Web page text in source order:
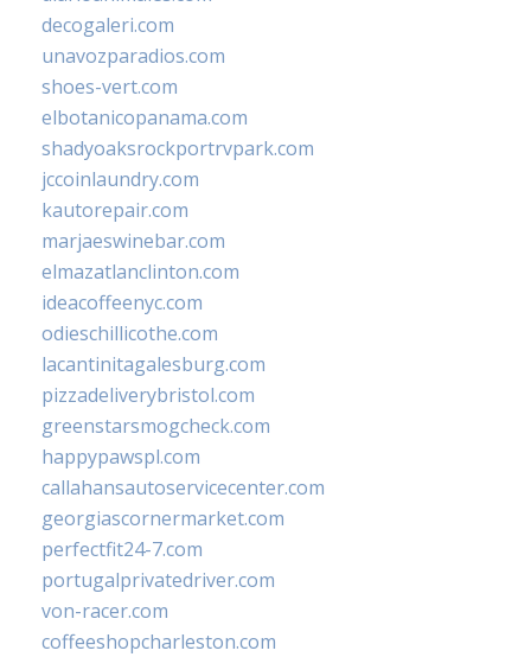
decogaleri.com
unavozparadios.com
shoes-vert.com
elbotanicopanama.com
shadyoaksrockportrvpark.com
jccoinlaundry.com
kautorepair.com
marjaeswinebar.com
elmazatlanclinton.com
ideacoffeenyc.com
odieschillicothe.com
lacantinitagalesburg.com
pizzadeliverybristol.com
greenstarsmogcheck.com
happypawspl.com
callahansautoservicecenter.com
georgiascornermarket.com
perfectfit24-7.com
portugalprivatedriver.com
von-racer.com
coffeeshopcharleston.com